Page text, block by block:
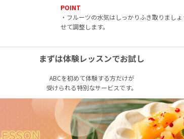
POINT
・フルーツの水気はしっかりふき取りまし
せて調整します。
まずは体験レッスンでお試し
ABCを初めて体験する方だけが
受けられる特別なサービスです。